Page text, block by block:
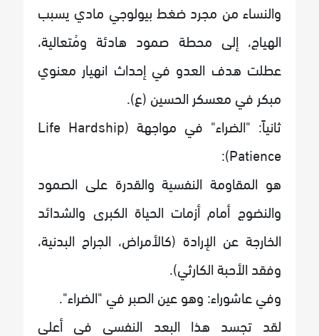
والنساء من مجرد ضغط بيولوجي مادي يسبب
الهياج، إلى محطة صمود هادئة ومُتعالية،
عطلت هدف العدو في إحداث انهيار معنوي
مبكر في معسكر الحسين (ع).
ثانياً: "الضراء" في مواجهة (Life Hardship
Patience):
هو المقاومة النفسية والقدرة على الصمود
والنضوج أمام أزمات الحياة الكبرى والشدائد
الخارجة عن الإرادة (كالأمراض، الجراح البدنية،
وفقد الأحبة الكارثي).
وفي عاشوراء: وهو عين الصبر في "الضراء".
لقد تجسد هذا البعد النفسي في أعلى